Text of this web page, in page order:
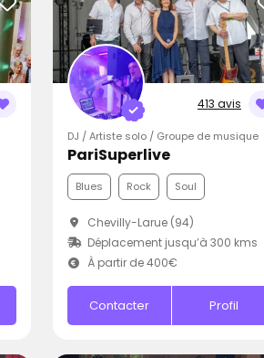
413 avis
DJ / Artiste solo / Groupe de musique
PariSuperlive
Blues Rock Soul
Chevilly-Larue (94)
Déplacement jusqu’à 300 kms
À partir de 400€
Contacter Profil